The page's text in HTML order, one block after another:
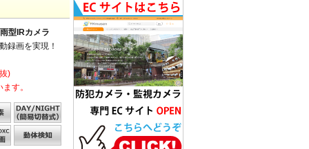
型IRカメラ
録画を実現！
)
す。